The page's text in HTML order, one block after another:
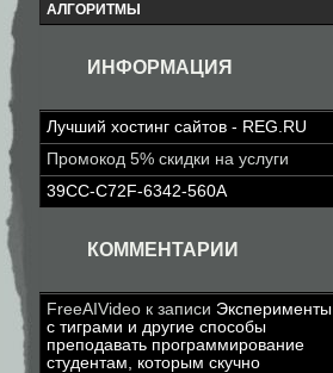
АЛГОРИТМЫ
ИНФОРМАЦИЯ
Лучший хостинг сайтов - REG.RU
Промокод 5% скидки на услуги
39CC-C72F-6342-560A
КОММЕНТАРИИ
FreeAIVideo к записи Эксперименты
с тиграми и другие способы
преподавать программирование
студентам, которым скучно